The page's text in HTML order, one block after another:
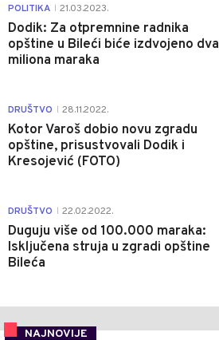
POLITIKA 21.03.2023.
Dodik: Za otpremnine radnika
opštine u Bileći biće izdvojeno dva
miliona maraka
DRUŠTVO 28.11.2022.
Kotor Varoš dobio novu zgradu
opštine, prisustvovali Dodik i
Kresojević (FOTO)
DRUŠTVO 22.02.2022.
Duguju više od 100.000 maraka:
Isključena struja u zgradi opštine
Bileća
NAJNOVIJE